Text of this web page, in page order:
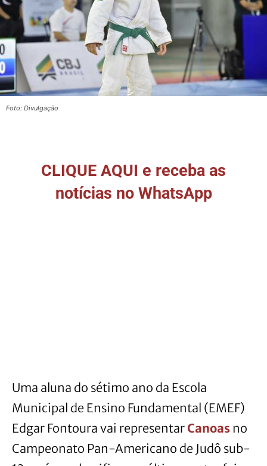
Foto: Divulgação
CLIQUE AQUI e receba as
notícias no WhatsApp
Uma aluna do sétimo ano da Escola
Municipal de Ensino Fundamental (EMEF)
Edgar Fontoura vai representar Canoas no
Campeonato Pan-Americano de Judô sub-